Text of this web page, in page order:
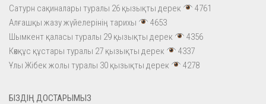
Сатурн сақиналары туралы 26 қызықты дерек
4761
Алғашқы жазу жүйелерінің тарихы
4653
Шымкент қаласы туралы 29 қызықты дерек
4356
Көкқұс құстары туралы 27 қызықты дерек
4337
Ұлы Жібек жолы туралы 30 қызықты дерек
4278
БІЗДІҢ ДОСТАРЫМЫЗ